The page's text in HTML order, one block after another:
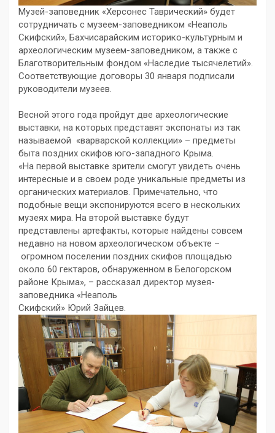
Музей-заповедник «Херсонес Таврический» будет
сотрудничать с музеем-заповедником «Неаполь
Скифский», Бахчисарайским историко-культурным и
археологическим музеем-заповедником, а также с
Благотворительным фондом «Наследие тысячелетий».
Соответствующие договоры 30 января подписали
руководители музеев.
Весной этого года пройдут две археологические
выставки, на которых представят экспонаты из так
называемой «варварской коллекции» – предметы
быта поздних скифов юго-западного Крыма.
«На первой выставке зрители смогут увидеть очень
интересные и в своем роде уникальные предметы из
органических материалов. Примечательно, что
подобные вещи экспонируются всего в нескольких
музеях мира. На второй выставке будут
представлены артефакты, которые найдены совсем
недавно на новом археологическом объекте –
огромном поселении поздних скифов площадью
около 60 гектаров, обнаруженном в Белогорском
районе Крыма», – рассказал директор музея-
заповедника «Неаполь
Скифский» Юрий Зайцев.